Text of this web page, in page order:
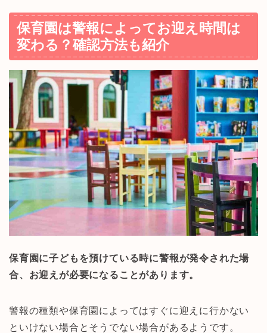
保育園は警報によってお迎え時間は
変わる？確認方法も紹介
保育園に子どもを預けている時に警報が発令された場
合、お迎えが必要になることがあります。
警報の種類や保育園によってはすぐに迎えに行かない
といけない場合とそうでない場合があるようです。